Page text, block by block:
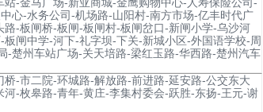
心-水务公司-机场路-山阳村-南方市场-亿丰时代广
-板闸桥-板闸-板闸村-板闸岔口-新闸小学-乌沙河
闸中学-河下-礼字坝-下关-新城小区-外国语学校-周
-楚州车站广场-关天培路-梁红玉路-华西路-楚州汽车
-市二院-环城路-解放路-前进路-延安路-公交东大
河-枚皋路-青年-黄庄-李集村委会-跃胜-东扬-王元-谢